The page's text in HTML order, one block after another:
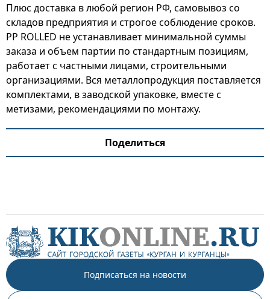
Плюс доставка в любой регион РФ, самовывоз со
складов предприятия и строгое соблюдение сроков.
PP ROLLED не устанавливает минимальной суммы
заказа и объем партии по стандартным позициям,
работает с частными лицами, строительными
организациями. Вся металлопродукция поставляется
комплектами, в заводской упаковке, вместе с
метизами, рекомендациями по монтажу.
Поделиться
Подписаться на новости